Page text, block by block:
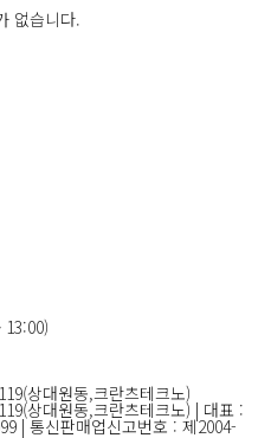
없습니다.
상대원동,크란츠테크노)
상대원동,크란츠테크노) | 대표 :
| 통신판매업신고번호 : 제2004-